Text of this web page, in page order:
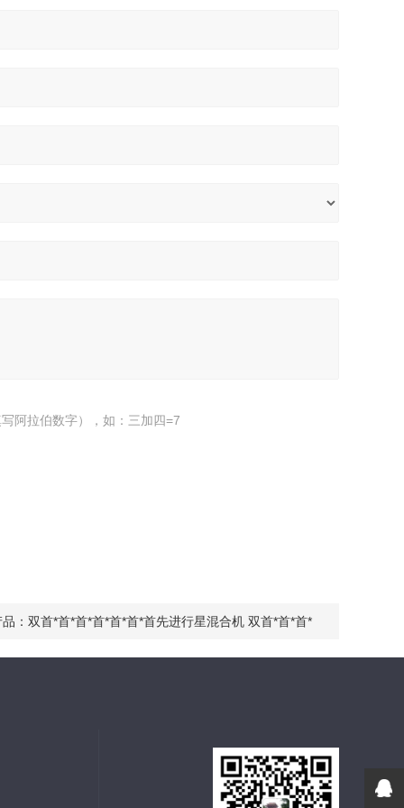
阿拉伯数字），如：三加四=7
： 双首*首*首*首*首*首*首先进行星混合机 双首*首*首*
*首先进行星动力混合机 首*首*首*首*首*首*首先进行星